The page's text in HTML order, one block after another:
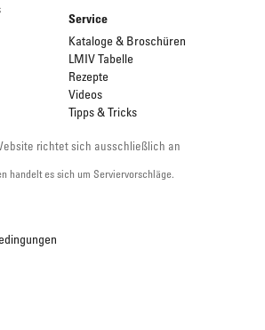
Service
Kataloge & Broschüren
LMIV Tabelle
Rezepte
Videos
Tipps & Tricks
richtet sich ausschließlich an
handelt es sich um Serviervorschläge.